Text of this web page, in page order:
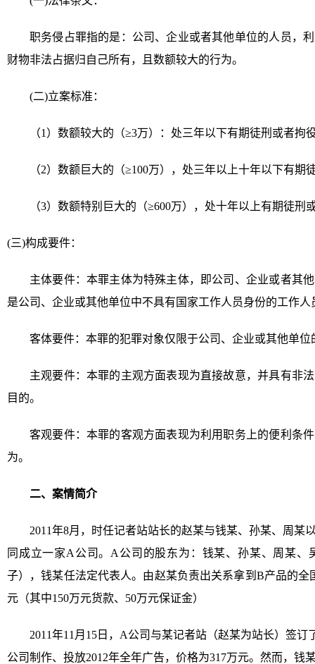
职务侵占罪指的是：公司、企业或者其他单位的人员，
财物非法占据归自己所有，且数额较大的行为。
(二)立案标准：
（1）数额较大的（≥3万）：处三年以下有期徒刑或者拘
（2）数额巨大的（≥100万），处三年以上十年以下有期
（3）数额特别巨大的（≥600万），处十年以上有期徒刑
(三)构成要件：
主体要件：本罪主体为特殊主体，即公司、企业或者其
是公司、企业或其他单位中不具有国家工作人员身份的工作人
客体要件：本罪的犯罪对象仅限于公司、企业或其他单
主观要件：本罪的主观方面表现为直接故意，并具有非
目的。
客观要件：本罪的客观方面表现为利用职务上的便利条
为。
二、案情简介
2011年8月，时任记者站站长的赵某与钱某、孙某、周某
同成立一家A公司。A公司的股东为：钱某、孙某、周某、
子），钱某任法定代表人。由赵某负责出关系拿到B产品的全
元（其中150万元货款、50万元保证金）
2011年11月15日，A公司与某记者站（赵某为站长）签
公司制作、投放2012年全年广告，价格为317万元。然而，钱